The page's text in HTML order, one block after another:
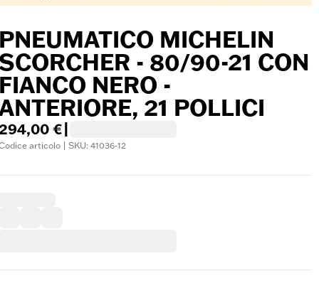
MICHELIN
- 80/90-21 CON
NERO -
21 POLLICI
€
articolo | SKU: 41036-12